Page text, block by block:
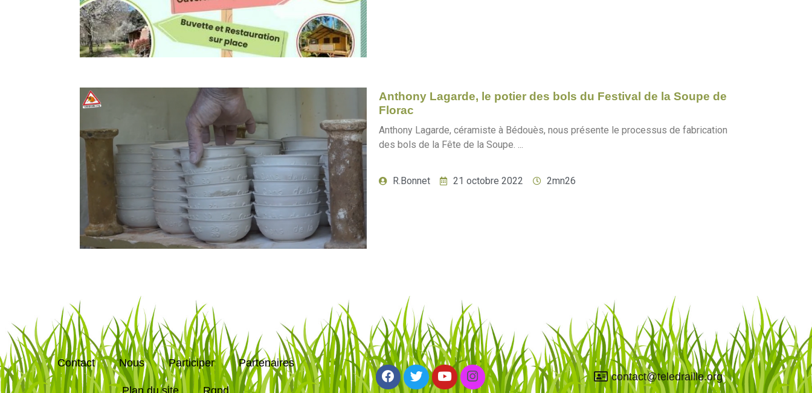
Anthony Lagarde, le potier des bols du Festival de la Soupe de
Florac
Anthony Lagarde, céramiste à Bédouès, nous présente le processus de fabrication
des bols de la Fête de la Soupe. ...
R.Bonnet 21 octobre 2022 2mn26
Contact Nous Participer Partenaires
contact@teledraille.org